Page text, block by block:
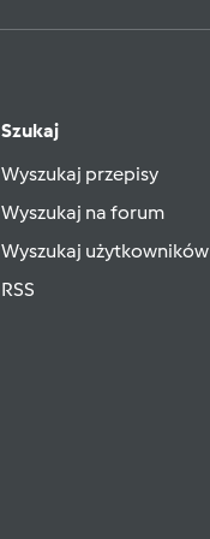
Szukaj
Wyszukaj przepisy
Wyszukaj na forum
Wyszukaj użytkowników
RSS